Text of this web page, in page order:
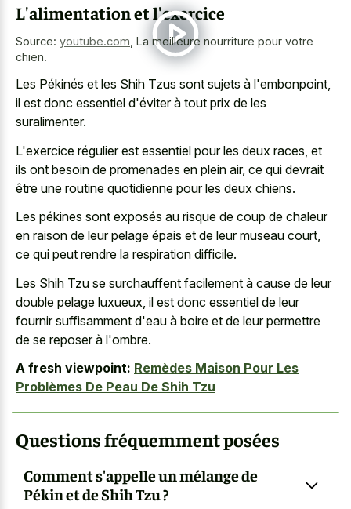
L'alimentation et l'exercice
Source: youtube.com La meilleure nourriture pour votre
chien.
Les Pékinés et les Shih Tzus sont sujets à l'embonpoint,
il est donc essentiel d'éviter à tout prix de les
suralimenter.
L'exercice régulier est essentiel pour les deux races, et
ils ont besoin de promenades en plein air, ce qui devrait
être une routine quotidienne pour les deux chiens.
Les pékines sont exposés au risque de coup de chaleur
en raison de leur pelage épais et de leur museau court,
ce qui peut rendre la respiration difficile.
Les Shih Tzu se surchauffent facilement à cause de leur
double pelage luxueux, il est donc essentiel de leur
fournir suffisamment d'eau à boire et de leur permettre
de se reposer à l'ombre.
A fresh viewpoint: Remèdes Maison Pour Les
Problèmes De Peau De Shih Tzu
Questions fréquemment posées
Comment s'appelle un mélange de
Pékin et de Shih Tzu ?